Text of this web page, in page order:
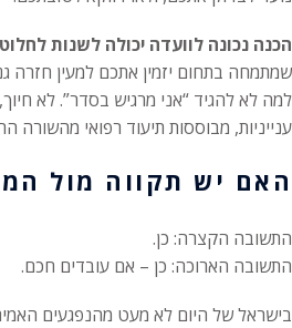
הכנה נכונה לוועדה יכולה לשנות
שמתמחה בתחום יזמין אתכם למעין חזרה
למה לא להגיד “אני מרגיש בסדר”. לא
ענייניות, מבוססות תיעוד רפואי מהשורה
האם יש תקווה מול
התשובה הקצרה: כן.
התשובה הארוכה: כן – אם עובדים חכם.
בישראל של היום לא מעט מהנפגעים